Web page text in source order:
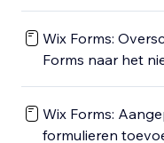
Wix Forms:
Forms naar het
Wix Forms:
formulieren